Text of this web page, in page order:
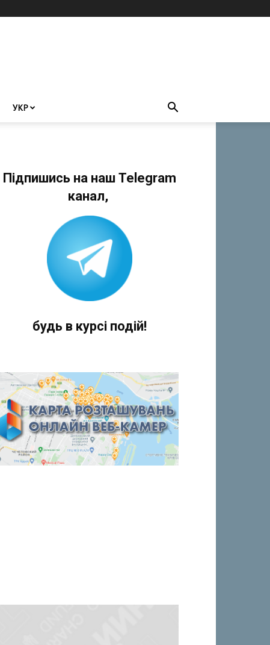
УКР
Підпишись на наш Telegram
канал,
будь в курсі подій!